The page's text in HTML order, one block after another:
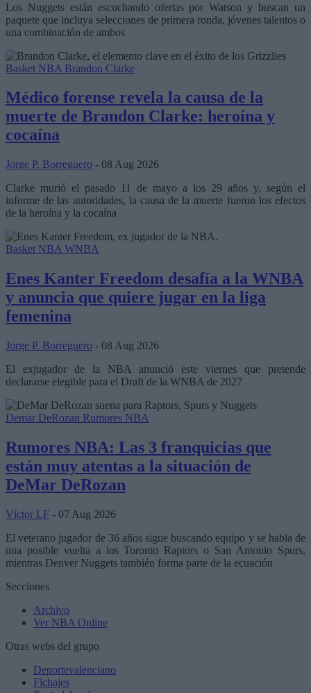
Los Nuggets están escuchando ofertas por Watson y buscan un
paquete que incluya selecciones de primera ronda, jóvenes talentos o
una combinación de ambos
Basket NBA Brandon Clarke
Médico forense revela la causa de la
muerte de Brandon Clarke: heroína y
cocaína
Jorge P. Borreguero - 08 Aug 2026
Clarke murió el pasado 11 de mayo a los 29 años y, según el
informe de las autoridades, la causa de la muerte fueron los efectos
de la heroína y la cocaína
Basket NBA WNBA
Enes Kanter Freedom desafía a la WNBA
y anuncia que quiere jugar en la liga
femenina
Jorge P. Borreguero - 08 Aug 2026
El exjugador de la NBA anunció este viernes que pretende
declararse elegible para el Draft de la WNBA de 2027
Demar DeRozan Rumores NBA
Rumores NBA: Las 3 franquicias que
están muy atentas a la situación de
DeMar DeRozan
Víctor LF - 07 Aug 2026
El veterano jugador de 36 años sigue buscando equipo y se habla de
una posible vuelta a los Toronto Raptors o San Antonio Spurs,
mientras Denver Nuggets también forma parte de la ecuación
Secciones
Archivo
Ver NBA Online
Otras webs del grupo
Deportevalenciano
Fichajes